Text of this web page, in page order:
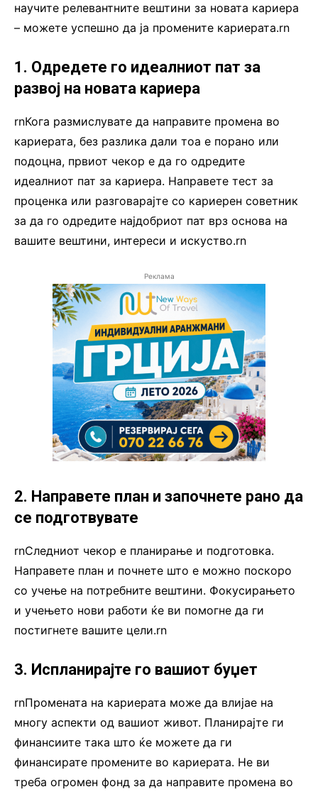
научите релевантните вештини за новата кариера
– можете успешно да ја промените кариерата.rn
1. Одредете го идеалниот пат за
развој на новата кариера
rnКога размислувате да направите промена во
кариерата, без разлика дали тоа е порано или
подоцна, првиот чекор е да го одредите
идеалниот пат за кариера. Направете тест за
проценка или разговарајте со кариерен советник
за да го одредите најдобриот пат врз основа на
вашите вештини, интереси и искуство.rn
Реклама
2. Направете план и започнете рано да
се подготвувате
rnСледниот чекор е планирање и подготовка.
Направете план и почнете што е можно поскоро
со учење на потребните вештини. Фокусирањето
и учењето нови работи ќе ви помогне да ги
постигнете вашите цели.rn
3. Испланирајте го вашиот буџет
rnПромената на кариерата може да влијае на
многу аспекти од вашиот живот. Планирајте ги
финансиите така што ќе можете да ги
финансирате промените во кариерата. Не ви
треба огромен фонд за да направите промена во